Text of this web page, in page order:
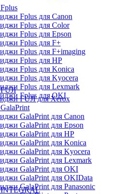
Fplus для Canon
Fplus для Color
Fplus для Epson
Fplus для F+
Fplus для F+imaging
Fplus для HP
Fplus для Konica
Fplus для Kyocera
Fplus для Lexmark
Fplus для OKI
FUJI для Xerox
GalaPrint для Canon
GalaPrint для Epson
GalaPrint для HP
GalaPrint для Konica
GalaPrint для Kyocera
GalaPrint для Lexmark
GalaPrint для OKI
GalaPrint для OKIData
GalaPrint для Panasonic